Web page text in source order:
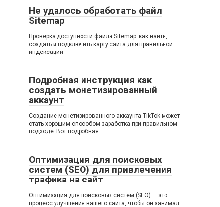
Не удалось обработать файл
Sitemap
Проверка доступности файла Sitemap: как найти,
создать и подключить карту сайта для правильной
индексации
Подробная инструкция как
создать монетизированный
аккаунт
Создание монетизированного аккаунта TikTok может
стать хорошим способом заработка при правильном
подходе. Вот подробная
Оптимизация для поисковых
систем (SEO) для привлечения
трафика на сайт
Оптимизация для поисковых систем (SEO) — это
процесс улучшения вашего сайта, чтобы он занимал